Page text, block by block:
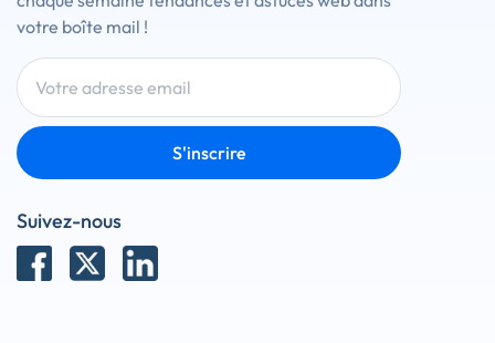
votre boîte mail !
S'inscrire
Suivez-nous